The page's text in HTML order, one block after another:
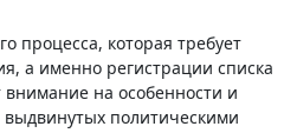
процесса, которая требует
а именно регистрации списка
на особенности и
выдвинутых политическими